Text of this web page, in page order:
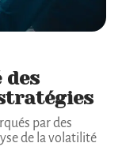
par des
de la volatilité